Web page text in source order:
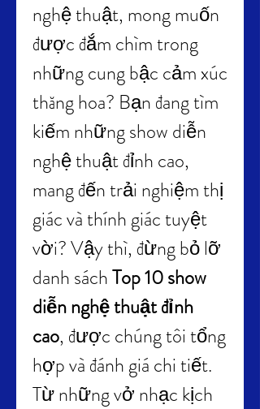
nghệ thuật, mong muốn
được đắm chìm trong
những cung bậc cảm xúc
thăng hoa? Bạn đang tìm
kiếm những show diễn
nghệ thuật đỉnh cao,
mang đến trải nghiệm thị
giác và thính giác tuyệt
vời? Vậy thì, đừng bỏ lỡ
danh sách Top 10 show
diễn nghệ thuật đỉnh
cao, được chúng tôi tổng
hợp và đánh giá chi tiết.
Từ những vở nhạc kịch